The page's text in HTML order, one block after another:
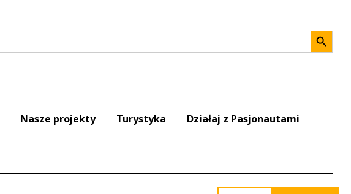
Search
Nasze projekty Turystyka Działaj z Pasjonautami